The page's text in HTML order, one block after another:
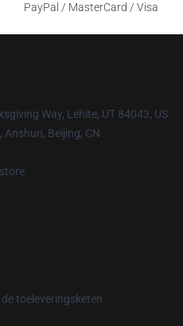
PayPal / MasterCard / Visa
Way, Lehite, UT 84043, US
Anshun, Beijing, CN
toeleveringsketen